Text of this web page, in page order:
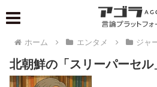
ホーム エンタメ ジャ
北朝鮮の「スリーパーセ